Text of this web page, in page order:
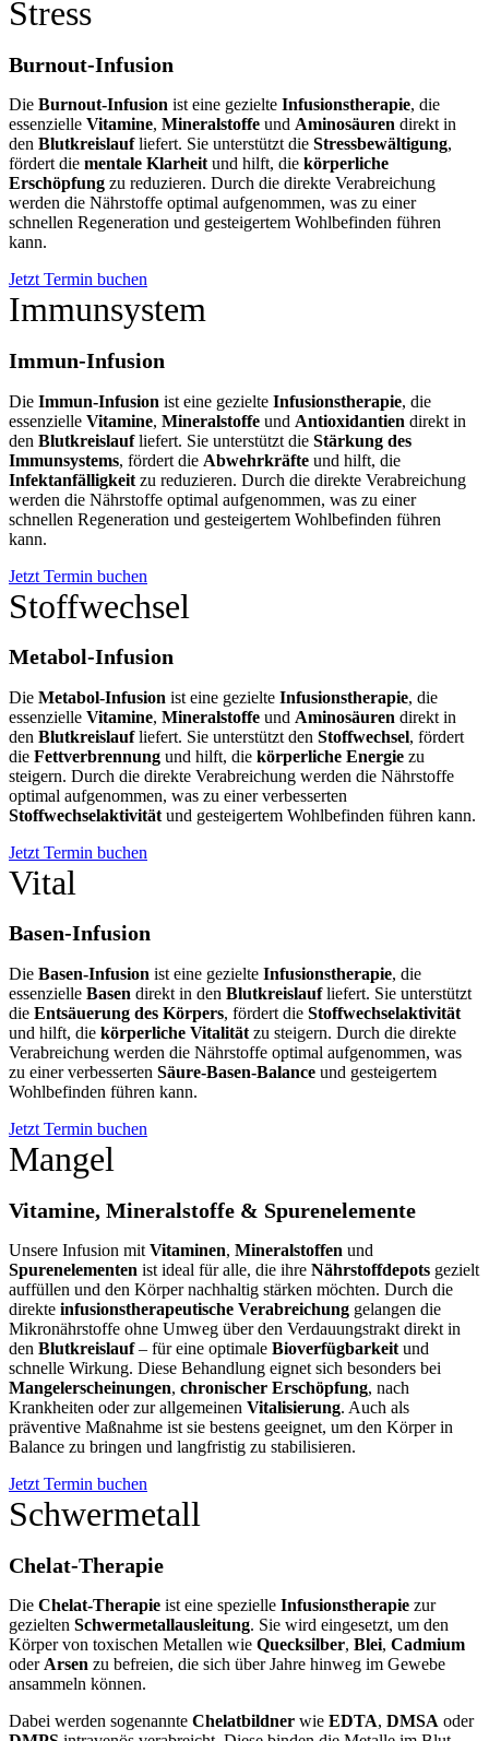
Stress
Burnout-Infusion
Die Burnout-Infusion ist eine gezielte Infusionstherapie, die
essenzielle Vitamine, Mineralstoffe und Aminosäuren direkt in
den Blutkreislaufliefert. Sie unterstützt die Stressbewältigung,
fördert die mentale Klarheitund hilft, die körperliche
Erschöpfung zu reduzieren. Durch die direkte Verabreichung
werden die Nährstoffe optimal aufgenommen, was zu einer
schnellen Regeneration und gesteigertem Wohlbefinden führen
kann.
Jetzt Termin buchen
Immunsystem
Immun-Infusion
Die Immun-Infusion ist eine gezielte Infusionstherapie, die
essenzielle Vitamine, Mineralstoffe und Antioxidantien direkt in
den Blutkreislaufliefert. Sie unterstützt die Stärkung des
Immunsystems, fördert die Abwehrkräfte und hilft, die
Infektanfälligkeit zu reduzieren. Durch die direkte Verabreichung
werden die Nährstoffe optimal aufgenommen, was zu einer
schnellen Regeneration und gesteigertem Wohlbefinden führen
kann.
Jetzt Termin buchen
Stoffwechsel
Metabol-Infusion
Die Metabol-Infusion ist eine gezielte Infusionstherapie, die
essenzielle Vitamine, Mineralstoffe und Aminosäuren direkt in
den Blutkreislaufliefert. Sie unterstützt den Stoffwechsel, fördert
die Fettverbrennung und hilft, die körperliche Energie zu
steigern. Durch die direkte Verabreichung werden die Nährstoffe
optimal aufgenommen, was zu einer verbesserten
Stoffwechselaktivität und gesteigertem Wohlbefinden führen kann.
Jetzt Termin buchen
Vital
Basen-Infusion
Die Basen-Infusion ist eine gezielte Infusionstherapie, die
essenzielle Basen direkt in den Blutkreislaufliefert. Sie unterstützt
die Entsäuerung des Körpers, fördert die Stoffwechselaktivität
und hilft, die körperliche Vitalität zu steigern. Durch die direkte
Verabreichung werden die Nährstoffe optimal aufgenommen, was
zu einer verbesserten Säure-Basen-Balance und gesteigertem
Wohlbefinden führen kann.
Jetzt Termin buchen
Mangel
Vitamine, Mineralstoffe & Spurenelemente
Unsere Infusion mit Vitaminen, Mineralstoffen und
Spurenelementen ist ideal für alle, die ihre Nährstoffdepots gezielt
auffüllen und den Körper nachhaltig stärken möchten. Durch die
direkte infusionstherapeutische Verabreichung gelangen die
Mikronährstoffe ohne Umweg über den Verdauungstrakt direkt in
den Blutkreislauf– für eine optimale Bioverfügbarkeit und
schnelle Wirkung. Diese Behandlung eignet sich besonders bei
Mangelerscheinungen, chronischer Erschöpfung, nach
Krankheiten oder zur allgemeinen Vitalisierung. Auch als
präventive Maßnahme ist sie bestens geeignet, um den Körper in
Balance zu bringen und langfristig zu stabilisieren.
Jetzt Termin buchen
Schwermetall
Chelat-Therapie
Die Chelat-Therapie ist eine spezielle Infusionstherapie zur
gezielten Schwermetallausleitung. Sie wird eingesetzt, um den
Körper von toxischen Metallen wie Quecksilber, Blei, Cadmium
oder Arsen zu befreien, die sich über Jahre hinweg im Gewebe
ansammeln können.
Dabei werden sogenannte Chelatbildner wie EDTA, DMSA oder